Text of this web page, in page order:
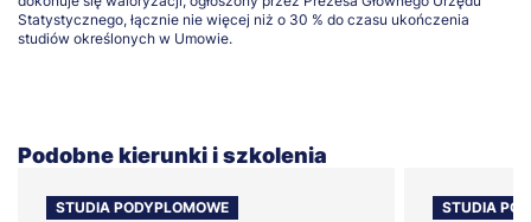
Statystycznego, łącznie nie więcej niż o 30 % do czasu ukończenia
studiów określonych w Umowie.
Podobne kierunki i szkolenia
STUDIA PODYPLOMOWE STUDIA